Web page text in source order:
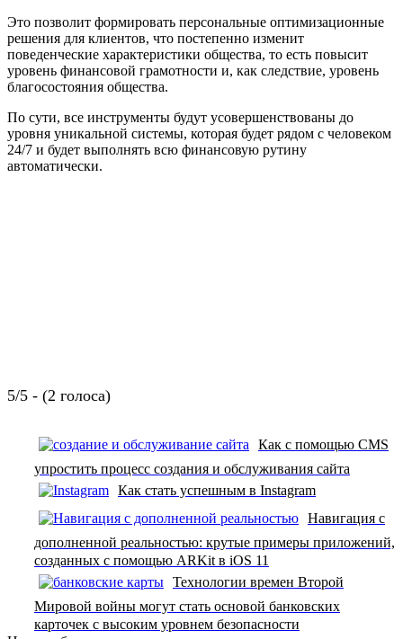
Это позволит формировать персональные оптимизационные
решения для клиентов, что постепенно изменит
поведенческие характеристики общества, то есть повысит
уровень финансовой грамотности и, как следствие, уровень
благосостояния общества.
По сути, все инструменты будут усовершенствованы до
уровня уникальной системы, которая будет рядом с человеком
24/7 и будет выполнять всю финансовую рутину
автоматически.
5/5 - (2 голоса)
Как с помощью CMS
упростить процесс создания и обслуживания сайта
Как стать успешным в Instagram
Навигация с
дополненной реальностью: крутые примеры приложений,
созданных с помощью ARKit в iOS 11
Технологии времен Второй
Мировой войны могут стать основой банковских
карточек с высоким уровнем безопасности